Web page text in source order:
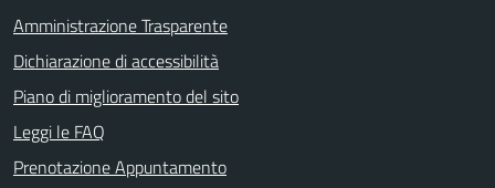
Amministrazione Trasparente
Dichiarazione di accessibilità
Piano di miglioramento del sito
Leggi le FAQ
Prenotazione Appuntamento